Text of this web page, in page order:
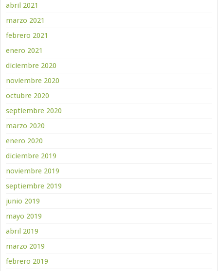
abril 2021
marzo 2021
febrero 2021
enero 2021
diciembre 2020
noviembre 2020
octubre 2020
septiembre 2020
marzo 2020
enero 2020
diciembre 2019
noviembre 2019
septiembre 2019
junio 2019
mayo 2019
abril 2019
marzo 2019
febrero 2019